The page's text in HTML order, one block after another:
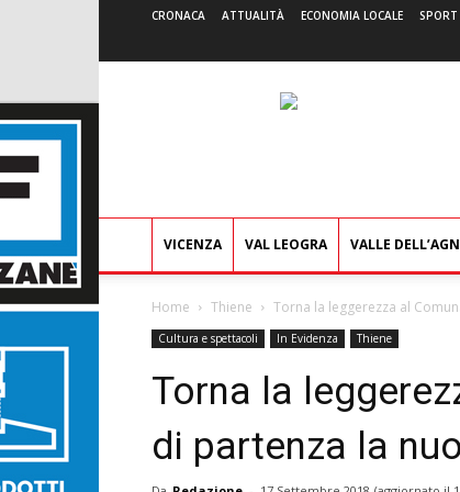
CRONACA ATTUALITÀ ECONOMIA LOCALE SPORT
VICENZA VAL LEOGRA VALLE
Home Thiene Torna la leggerezza al
Cultura e spettacoli In Evidenza Thiene
Torna la
di partenza la